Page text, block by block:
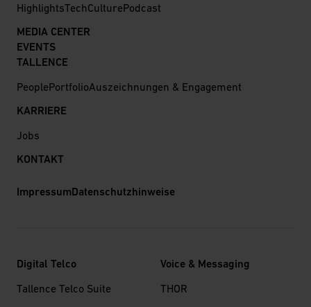
HighlightsTechCulturePodcast
MEDIA CENTER
EVENTS
TALLENCE
PeoplePortfolioAuszeichnungen & Engagement
KARRIERE
Jobs
KONTAKT
ImpressumDatenschutzhinweise
Digital Telco
Tallence Telco Suite
Voice & Messaging
THOR